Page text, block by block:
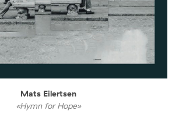
Mats Eilertsen
«Hymn for Hope»